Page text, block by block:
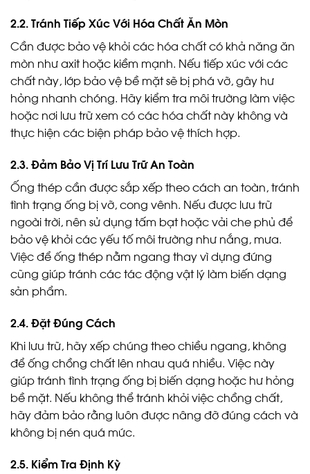
2.2. Tránh Tiếp Xúc Với Hóa Chất Ăn Mòn
Cần được bảo vệ khỏi các hóa chất có khả năng ăn
mòn như axit hoặc kiềm mạnh. Nếu tiếp xúc với các
chất này, lớp bảo vệ bề mặt sẽ bị phá vỡ, gây hư
hỏng nhanh chóng. Hãy kiểm tra môi trường làm việc
hoặc nơi lưu trữ xem có các hóa chất này không và
thực hiện các biện pháp bảo vệ thích hợp.
2.3. Đảm Bảo Vị Trí Lưu Trữ An Toàn
Ống thép cần được sắp xếp theo cách an toàn, tránh
tình trạng ống bị vỡ, cong vênh. Nếu được lưu trữ
ngoài trời, nên sử dụng tấm bạt hoặc vải che phủ để
bảo vệ khỏi các yếu tố môi trường như nắng, mưa.
Việc để ống thép nằm ngang thay vì dựng đứng
cũng giúp tránh các tác động vật lý làm biến dạng
sản phẩm.
2.4. Đặt Đúng Cách
Khi lưu trữ, hãy xếp chúng theo chiều ngang, không
để ống chồng chất lên nhau quá nhiều. Việc này
giúp tránh tình trạng ống bị biến dạng hoặc hư hỏng
bề mặt. Nếu không thể tránh khỏi việc chồng chất,
hãy đảm bảo rằng luôn được nâng đỡ đúng cách và
không bị nén quá mức.
2.5. Kiểm Tra Định Kỳ